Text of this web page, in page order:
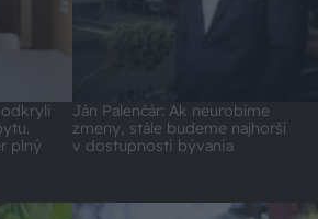
plný
Ján Palenčár: Ak neurobíme
zmeny, stále budeme najhorší
v dostupnosti bývania